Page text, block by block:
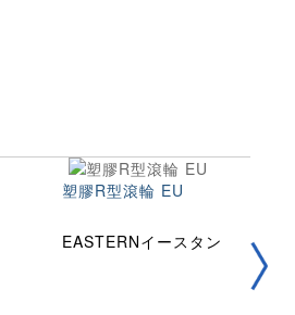
塑膠R型滾輪 EU
EASTERNイースタン